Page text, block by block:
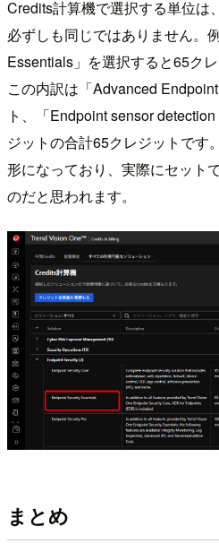
Credits計算機で選択する単位は
必ずしも同じではありません。
Essentials」を選択すると65ク
この内訳は「Advanced
ト、「Endpoint sensor
ジットの合計65クレジットです
形になっており、実際にセット
のだと思われます。
まとめ